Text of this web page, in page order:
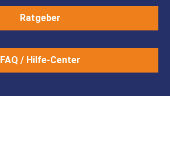
Ratgeber
FAQ / Hilfe-Center